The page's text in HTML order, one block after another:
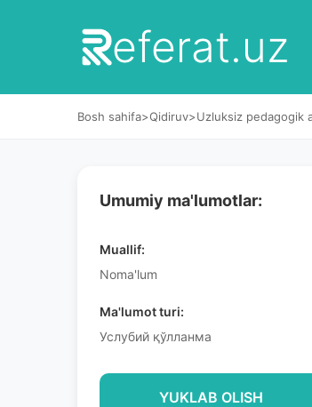
eferat.uz
Bosh sahifa>Qidiruv>Uzluksiz pedagogik
Umumiy ma'lumotlar:
Muallif:
Noma'lum
Ma'lumot turi:
Услубий қўлланма
YUKLAB OLISH